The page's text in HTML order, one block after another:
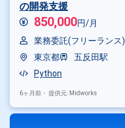
の開発支援
850,000円/月
業務委託(フリーランス)
東京都
五反田駅
Python
6ヶ月前・ 提供元: Midworks